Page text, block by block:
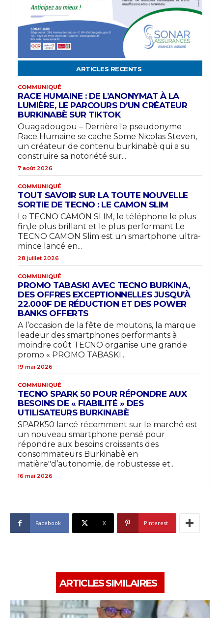
ARTICLES RECENTS
COMMUNIQUÉ
RACE HUMAINE : DE L’ANONYMAT À LA
LUMIÈRE, LE PARCOURS D’UN CRÉATEUR
BURKINABÈ SUR TIKTOK
Ouagadougou – Derrière le pseudonyme
Race Humaine se cache Some Nicolas Steven,
un créateur de contenu burkinabè qui a su
construire sa notoriété sur...
7 août 2026
COMMUNIQUÉ
TOUT SAVOIR SUR LA TOUTE NOUVELLE
SORTIE DE TECNO : LE CAMON SLIM
Le TECNO CAMON SLIM, le téléphone le plus
fin,le plus brillant et le plus performant Le
TECNO CAMON Slim est un smartphone ultra-
mince lancé en...
28 juillet 2026
COMMUNIQUÉ
PROMO TABASKI AVEC TECNO BURKINA,
DES OFFRES EXCEPTIONNELLES JUSQU’À
22.000F DE RÉDUCTION ET DES POWER
BANKS OFFERTS
A l’occasion de la fête de moutons, la marque
leadeur des smartphones performants à
moindre coût TECNO organise une grande
promo « PROMO TABASKI...
19 mai 2026
COMMUNIQUÉ
TECNO SPARK 50 POUR RÉPONDRE AUX
BESOINS DE « FIABILITÉ » DES
UTILISATEURS BURKINABÈ
SPARK50 lancé récemment sur le marché est
un nouveau smartphone pensé pour
répondre aux besoins croissants des
consommateurs Burkinabè en
matière"d’autonomie, de robustesse et...
16 mai 2026
Facebook X Pinterest
ARTICLES SIMILAIRES